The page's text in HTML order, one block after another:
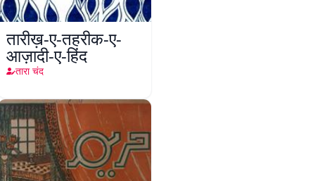
तारीख़-ए-तहरीक-ए-
आज़ादी-ए-हिंद
तारा चंद